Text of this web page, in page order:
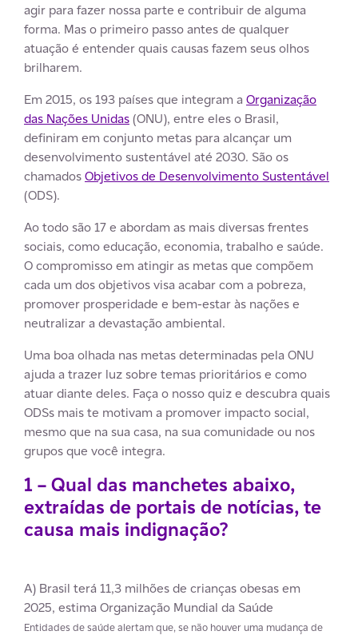
agir para fazer nossa parte e contribuir de alguma
forma. Mas o primeiro passo antes de qualquer
atuação é entender quais causas fazem seus olhos
brilharem.
Em 2015, os 193 países que integram a Organização
das Nações Unidas(ONU), entre eles o Brasil,
definiram em conjunto metas para alcançar um
desenvolvimento sustentável até 2030. São os
chamadosObjetivos de Desenvolvimento Sustentável
(ODS).
Ao todo são 17 e abordam as mais diversas frentes
sociais, como educação, economia, trabalho e saúde.
O compromisso em atingir as metas que compõem
cada um dos objetivos visa acabar com a pobreza,
promover prosperidade e bem-estar às nações e
neutralizar a devastação ambiental.
Uma boa olhada nas metas determinadas pela ONU
ajuda a trazer luz sobre temas prioritários e como
atuar diante deles. Faça o nosso quiz e descubra quais
ODSs mais te motivam a promover impacto social,
mesmo que na sua casa, na sua comunidade ou nos
grupos que você integra.
1 – Qual das manchetes abaixo,
extraídas de portais de notícias, te
causa mais indignação?
A) Brasil terá 11,3 milhões de crianças obesas em
2025, estima Organização Mundial da Saúde
Entidades de saúde alertam que, se não houver uma mudança de